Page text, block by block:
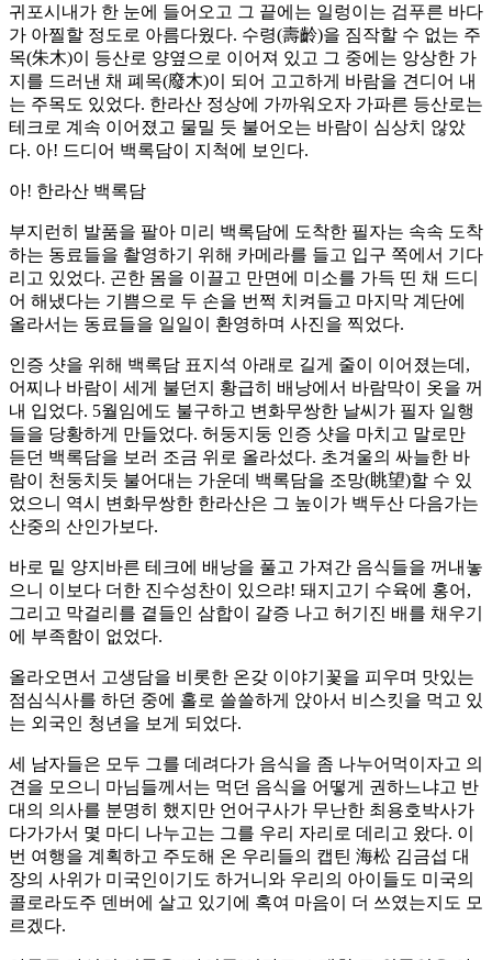
귀포시내가 한 눈에 들어오고 그 끝에는 일렁이는 검푸른 바다
가 아찔할 정도로 아름다웠다. 수령(壽齡)을 짐작할 수 없는 주
목(朱木)이 등산로 양옆으로 이어져 있고 그 중에는 앙상한 가
지를 드러낸 채 폐목(廢木)이 되어 고고하게 바람을 견디어 내
는 주목도 있었다. 한라산 정상에 가까워오자 가파른 등산로는
테크로 계속 이어졌고 물밀 듯 불어오는 바람이 심상치 않았
다. 아! 드디어 백록담이 지척에 보인다.
아! 한라산 백록담
부지런히 발품을 팔아 미리 백록담에 도착한 필자는 속속 도착
하는 동료들을 촬영하기 위해 카메라를 들고 입구 쪽에서 기다
리고 있었다. 곤한 몸을 이끌고 만면에 미소를 가득 띤 채 드디
어 해냈다는 기쁨으로 두 손을 번쩍 치켜들고 마지막 계단에
올라서는 동료들을 일일이 환영하며 사진을 찍었다.
인증 샷을 위해 백록담 표지석 아래로 길게 줄이 이어졌는데,
어찌나 바람이 세게 불던지 황급히 배낭에서 바람막이 옷을 꺼
내 입었다. 5월임에도 불구하고 변화무쌍한 날씨가 필자 일행
들을 당황하게 만들었다. 허둥지둥 인증 샷을 마치고 말로만
듣던 백록담을 보러 조금 위로 올라섰다. 초겨울의 싸늘한 바
람이 천둥치듯 불어대는 가운데 백록담을 조망(眺望)할 수 있
었으니 역시 변화무쌍한 한라산은 그 높이가 백두산 다음가는
산중의 산인가보다.
바로 밑 양지바른 테크에 배낭을 풀고 가져간 음식들을 꺼내놓
으니 이보다 더한 진수성찬이 있으랴! 돼지고기 수육에 홍어,
그리고 막걸리를 곁들인 삼합이 갈증 나고 허기진 배를 채우기
에 부족함이 없었다.
올라오면서 고생담을 비롯한 온갖 이야기꽃을 피우며 맛있는
점심식사를 하던 중에 홀로 쓸쓸하게 앉아서 비스킷을 먹고 있
는 외국인 청년을 보게 되었다.
세 남자들은 모두 그를 데려다가 음식을 좀 나누어먹이자고 의
견을 모으니 마님들께서는 먹던 음식을 어떻게 권하느냐고 반
대의 의사를 분명히 했지만 언어구사가 무난한 최용호박사가
다가가서 몇 마디 나누고는 그를 우리 자리로 데리고 왔다. 이
번 여행을 계획하고 주도해 온 우리들의 캡틴 海松 김금섭 대
장의 사위가 미국인이기도 하거니와 우리의 아이들도 미국의
콜로라도주 덴버에 살고 있기에 혹여 마음이 더 쓰였는지도 모
르겠다.